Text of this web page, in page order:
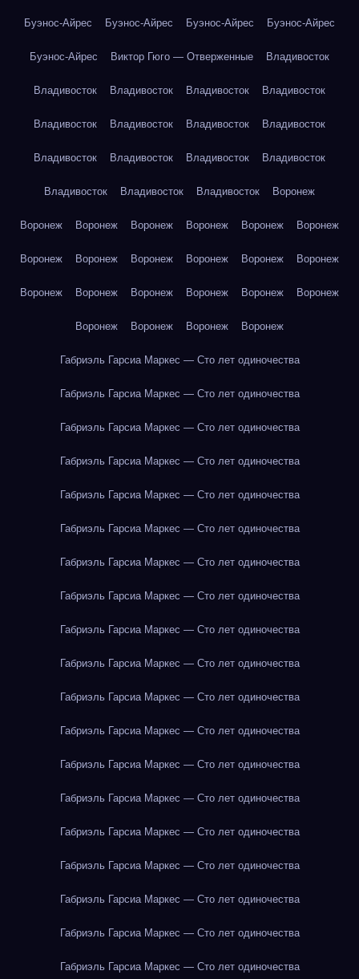
Буэнос-Айрес Буэнос-Айрес Буэнос-Айрес Буэнос-Айрес
Буэнос-Айрес Виктор Гюго — Отверженные Владивосток
Владивосток Владивосток Владивосток Владивосток
Владивосток Владивосток Владивосток Владивосток
Владивосток Владивосток Владивосток Владивосток
Владивосток Владивосток Владивосток Воронеж
Воронеж Воронеж Воронеж Воронеж Воронеж Воронеж
Воронеж Воронеж Воронеж Воронеж Воронеж Воронеж
Воронеж Воронеж Воронеж Воронеж Воронеж Воронеж
Воронеж Воронеж Воронеж Воронеж
Габриэль Гарсиа Маркес — Сто лет одиночества
Габриэль Гарсиа Маркес — Сто лет одиночества
Габриэль Гарсиа Маркес — Сто лет одиночества
Габриэль Гарсиа Маркес — Сто лет одиночества
Габриэль Гарсиа Маркес — Сто лет одиночества
Габриэль Гарсиа Маркес — Сто лет одиночества
Габриэль Гарсиа Маркес — Сто лет одиночества
Габриэль Гарсиа Маркес — Сто лет одиночества
Габриэль Гарсиа Маркес — Сто лет одиночества
Габриэль Гарсиа Маркес — Сто лет одиночества
Габриэль Гарсиа Маркес — Сто лет одиночества
Габриэль Гарсиа Маркес — Сто лет одиночества
Габриэль Гарсиа Маркес — Сто лет одиночества
Габриэль Гарсиа Маркес — Сто лет одиночества
Габриэль Гарсиа Маркес — Сто лет одиночества
Габриэль Гарсиа Маркес — Сто лет одиночества
Габриэль Гарсиа Маркес — Сто лет одиночества
Габриэль Гарсиа Маркес — Сто лет одиночества
Габриэль Гарсиа Маркес — Сто лет одиночества